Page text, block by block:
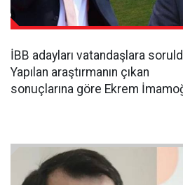
İBB adayları vatandaşlara
Yapılan araştırmanın çıkan
sonuçlarına göre Ekrem